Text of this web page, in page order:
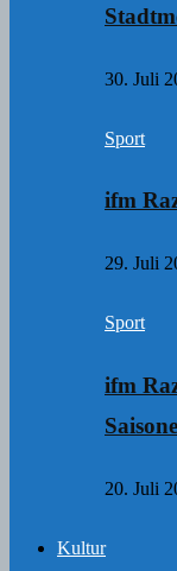
30. Juli
Sport
ifm
29. Juli
Sport
ifm
20. Juli
Kultur